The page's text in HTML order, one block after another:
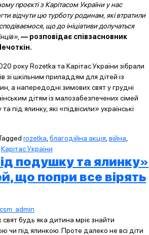
проєкті з Карітасом України у нас
відчути цю турботу родинам, які втратили
що до ініціативи долучаться
— розповідає співзасновник
року Rozetka та Карітас України зібрали
зі шкільним приладдям для дітей із
а напередодні зимових свят у грудні
дітям із малозабезпечених сімей
під ялинку, які «підвісили» українські
rozetka благодійна акція війна
Карітас України
подушку та ялинку»
що попри все вірять
csm_admin
будь яка дитина мріє знайти
чи під ялинкою. Проте далеко не всі діти